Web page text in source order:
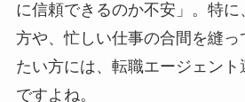
に信頼できるのか不安」。特に
方や、忙しい仕事の合間を縫っ
たい方には、転職エージェント
ですよね。